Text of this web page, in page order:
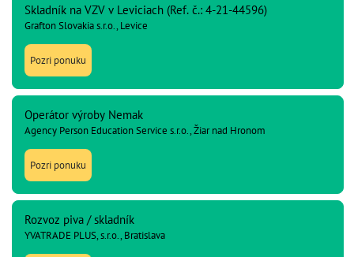
Skladník na VZV v Leviciach (Ref. č.: 4-21-44596)
Grafton Slovakia s.r.o., Levice
Pozri ponuku
Operátor výroby Nemak
Agency Person Education Service s.r.o., Žiar nad Hronom
Pozri ponuku
Rozvoz piva / skladník
YVATRADE PLUS, s.r.o., Bratislava